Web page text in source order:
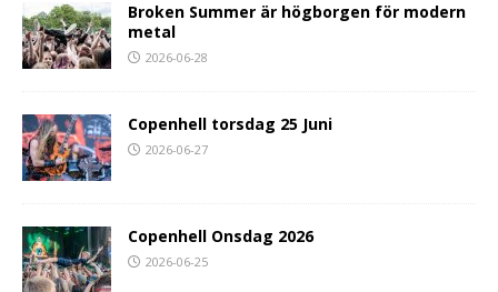
Broken Summer är högborgen för modern
metal
2026-06-28
Copenhell torsdag 25 Juni
2026-06-27
Copenhell Onsdag 2026
2026-06-25